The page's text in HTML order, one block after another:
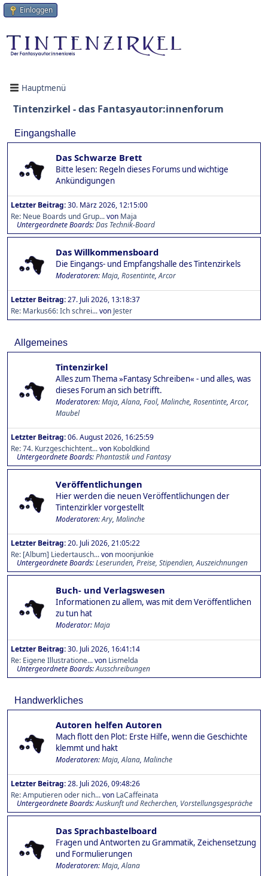
Einloggen
Hauptmenü
Tintenzirkel - das Fantasyautor:innenforum
Eingangshalle
Das Schwarze Brett
Bitte lesen: Regeln dieses Forums und wichtige
Ankündigungen
Letzter Beitrag:30. März 2026, 12:15:00
Re: Neue Boards und Grup...von Maja
Untergeordnete Boards Das Technik-Board
Das Willkommensboard
Die Eingangs- und Empfangshalle des Tintenzirkels
Moderatoren:Maja, Rosentinte,Arcor
Letzter Beitrag:27. Juli 2026, 13:18:37
Re: Markus66: Ich schrei...von Jester
Allgemeines
Tintenzirkel
Alles zum Thema »Fantasy Schreiben« - und alles, was
dieses Forum an sich betrifft.
Moderatoren:Maja,Alana, Faol, Malinche, Rosentinte,Arcor,
Maubel
Letzter Beitrag:06. August 2026, 16:25:59
Re: 74. Kurzgeschichtent...von Koboldkind
Untergeordnete Boards Phantastik und Fantasy
Veröffentlichungen
Hier werden die neuen Veröffentlichungen der
Tintenzirkler vorgestellt
Moderatoren:Ary, Malinche
Letzter Beitrag:20. Juli 2026, 21:05:22
Re: [Album] Liedertausch...von moonjunkie
Untergeordnete Boards Leserunden Preise, Stipendien, Auszeichnungen
Buch- und Verlagswesen
Informationen zu allem, was mit dem Veröffentlichen
zu tun hat
Moderator:Maja
Letzter Beitrag:30. Juli 2026, 16:41:14
Re: Eigene Illustratione...von Lismelda
Untergeordnete Boards Ausschreibungen
Handwerkliches
Autoren helfen Autoren
Mach flott den Plot: Erste Hilfe, wenn die Geschichte
klemmt und hakt
Moderatoren:Maja,Alana, Malinche
Letzter Beitrag:28. Juli 2026, 09:48:26
Re: Amputieren oder nich...von LaCaffeinata
Untergeordnete Boards Auskunft und Recherchen Vorstellungsgespräche
Das Sprachbastelboard
Fragen und Antworten zu Grammatik, Zeichensetzung
und Formulierungen
Moderatoren:Maja,Alana